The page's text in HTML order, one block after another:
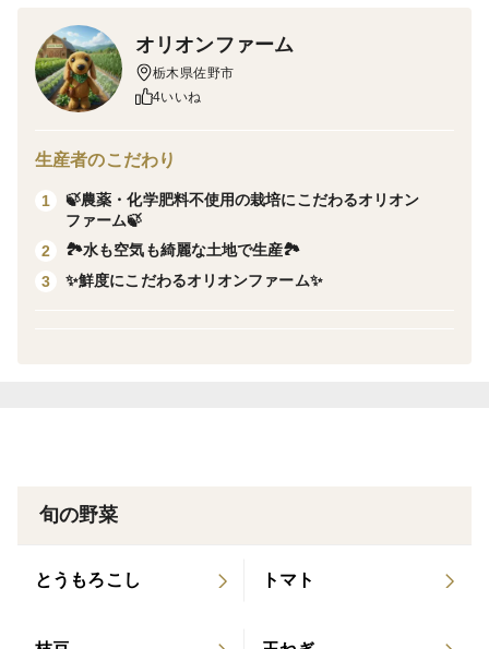
一般にはあまり流通しない、農家だけが知っている『今
の時期だけの春の味わい』をそのままお届けします🥰
スーパーではなかなか出会えない、朝採り直送ならでは
つぼみから花が咲いた状態のものも含まれ、ほんのりと
した苦みと、やさしい食感が特徴の春野菜です✨
菜の花のように、おひたしや炒め物などでお楽しみいた
おひたし（花が映える）
オリオンファーム
栃木県佐野市
4いいね
生産者のこだわり
1
🍃農薬・化学肥料不使用の栽培にこだわるオリオン
ファーム🍃
2
🏞️水も空気も綺麗な土地で生産🏞️
3
✨鮮度にこだわるオリオンファーム✨
旬の野菜
とうもろこし トマト